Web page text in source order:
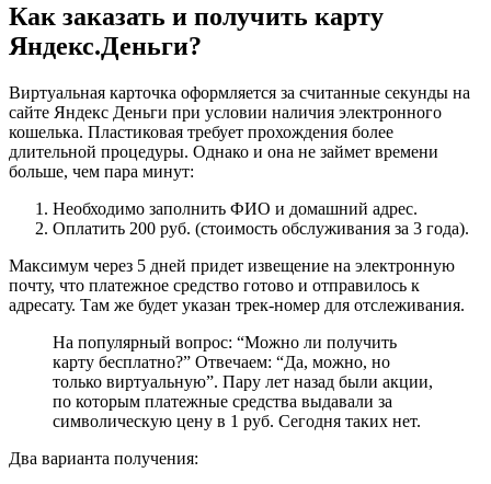
Как заказать и получить карту
Яндекс.Деньги?
Виртуальная карточка оформляется за считанные секунды на
сайте Яндекс Деньги при условии наличия электронного
кошелька. Пластиковая требует прохождения более
длительной процедуры. Однако и она не займет времени
больше, чем пара минут:
Необходимо заполнить ФИО и домашний адрес.
Оплатить 200 руб. (стоимость обслуживания за 3 года).
Максимум через 5 дней придет извещение на электронную
почту, что платежное средство готово и отправилось к
адресату. Там же будет указан трек-номер для отслеживания.
На популярный вопрос: “Можно ли получить
карту бесплатно?” Отвечаем: “Да, можно, но
только виртуальную”. Пару лет назад были акции,
по которым платежные средства выдавали за
символическую цену в 1 руб. Сегодня таких нет.
Два варианта получения: